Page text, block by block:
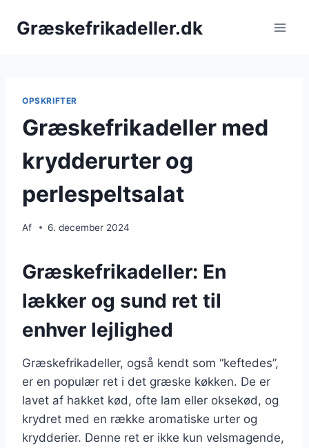
Græskefrikadeller.dk
OPSKRIFTER
Græskefrikadeller med
krydderurter og
perlespeltsalat
Af 6. december 2024
Græskefrikadeller: En
lækker og sund ret til
enhver lejlighed
Græskefrikadeller, også kendt som “keftedes”,
er en populær ret i det græske køkken. De er
lavet af hakket kød, ofte lam eller oksekød, og
krydret med en række aromatiske urter og
krydderier. Denne ret er ikke kun velsmagende,